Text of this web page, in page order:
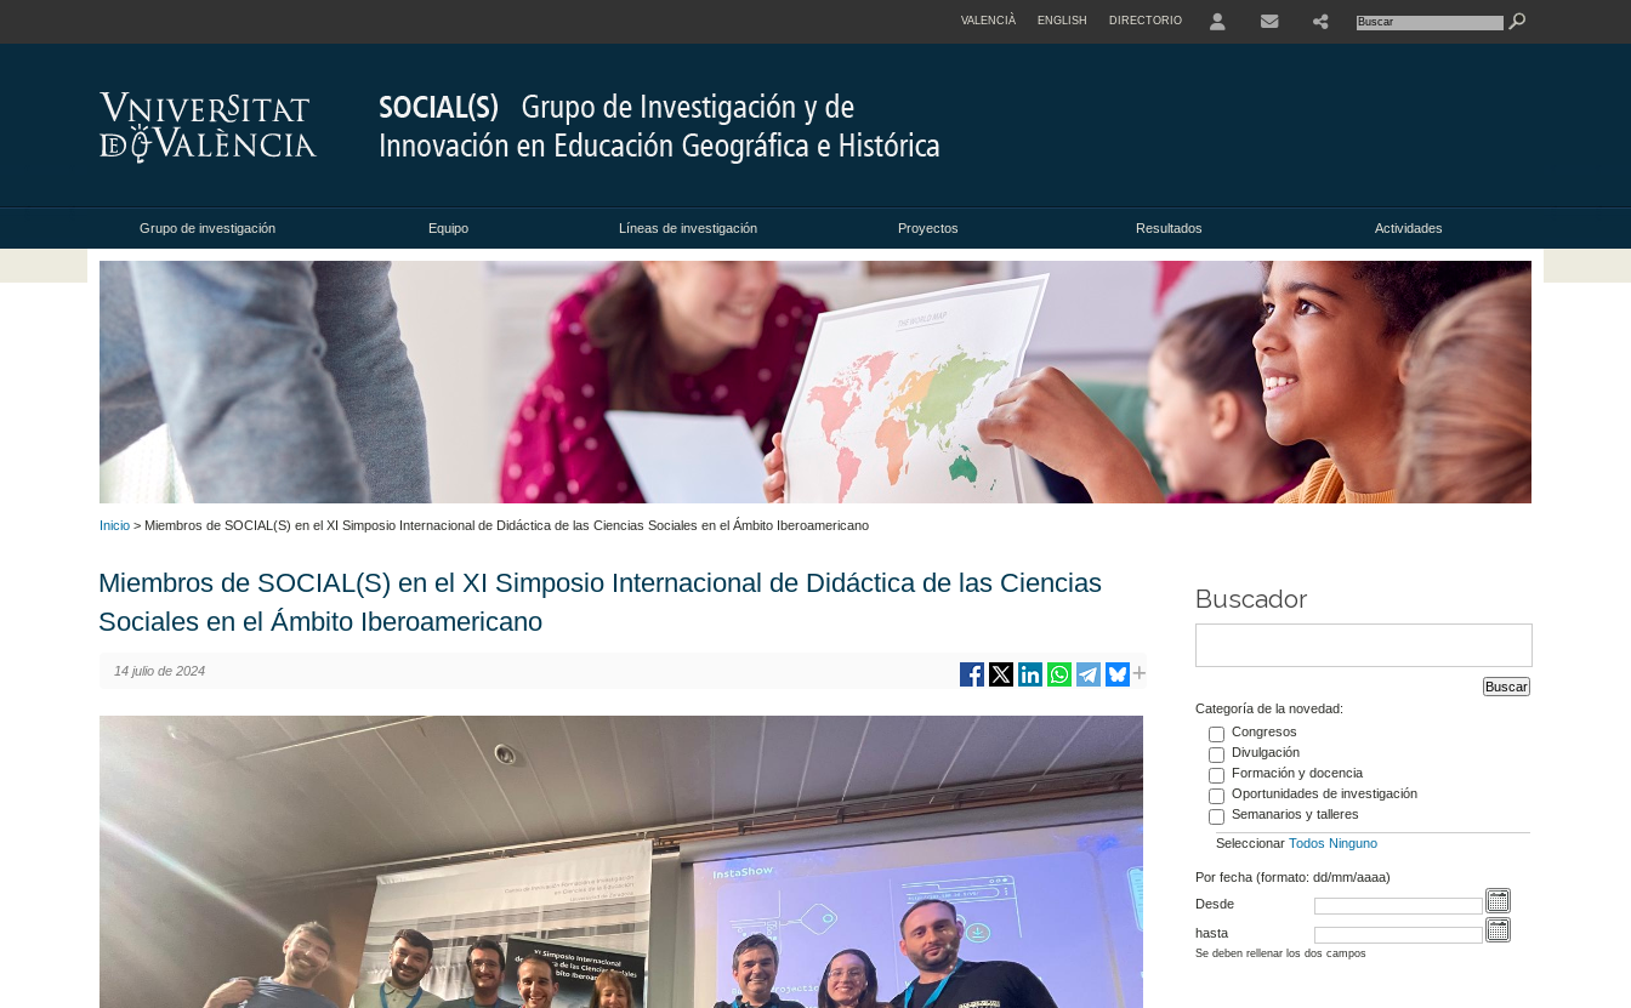
VALENCIÀ ENGLISH DIRECTORIO
Grupo de investigación Equipo Líneas de investigación Proyectos Resultados Actividades
Inicio > Miembros de SOCIAL(S) en el XI Simposio Internacional de Didáctica de las Ciencias Sociales en el Ámbito Iberoamericano
Miembros de SOCIAL(S) en el XI Simposio Internacional de Didáctica de las Ciencias
Sociales en el Ámbito Iberoamericano
14 julio de 2024
Buscador
Categoría de la novedad:
Congresos
Divulgación
Formación y docencia
Oportunidades de investigación
Semanarios y talleres
Seleccionar Todos Ninguno
Por fecha (formato: dd/mm/aaaa)
Desde
hasta
Se deben rellenar los dos campos